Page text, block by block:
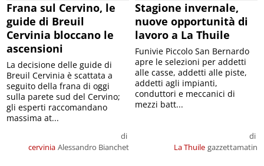
Frana sul Cervino, le
guide di Breuil
Cervinia bloccano le
ascensioni
cervinia
di
Alessandro Bianchet
La decisione delle guide di
Breuil Cervinia è scattata a
seguito della frana di oggi
sulla parete sud del Cervino;
gli esperti raccomandano
massima at...
Stagione invernale,
nuove opportunità di
lavoro a La Thuile
La Thuile
di
gazzettamatin
Funivie Piccolo San Bernardo
apre le selezioni per addetti
alle casse, addetti alle piste,
addetti agli impianti,
conduttori e meccanici di
mezzi batt...